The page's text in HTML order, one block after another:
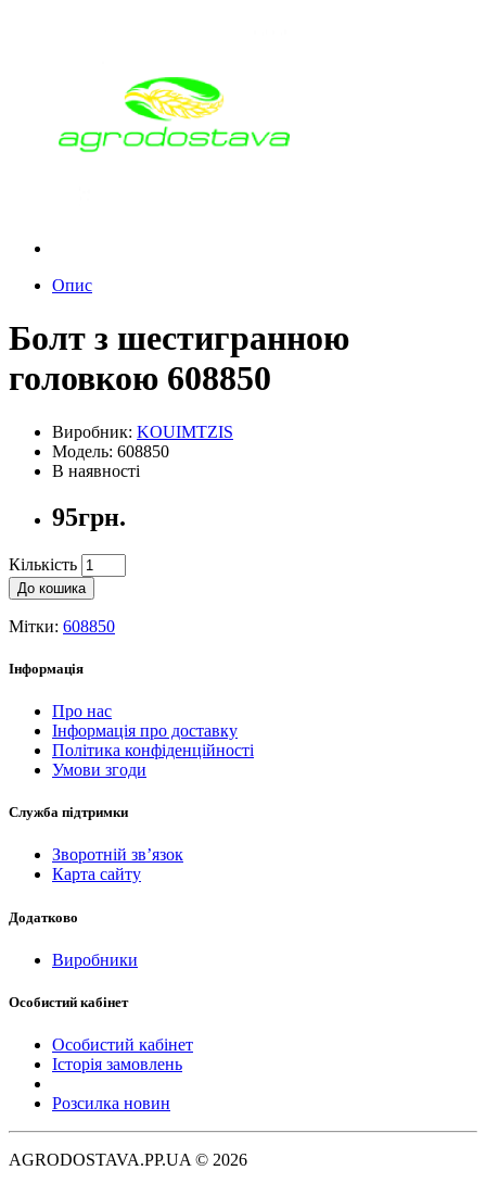
Опис
Болт з шестигранною
головкою 608850
Виробник: KOUIMTZIS
Модель: 608850
В наявності
95грн.
Кількість
До кошика
Мітки: 608850
Інформація
Про нас
Інформація про доставку
Політика конфіденційності
Умови згоди
Служба підтримки
Зворотній зв’язок
Карта сайту
Додатково
Виробники
Особистий кабінет
Особистий кабінет
Історія замовлень
Розсилка новин
AGRODOSTAVA.PP.UA © 2026